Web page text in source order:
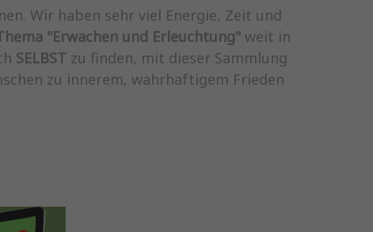
Wir haben sehr viel Energie, Zeit und
"Erwachen und Erleuchtung"weit in
SELBST zu finden, mit dieser Sammlung
zu innerem, wahrhaftigem Frieden